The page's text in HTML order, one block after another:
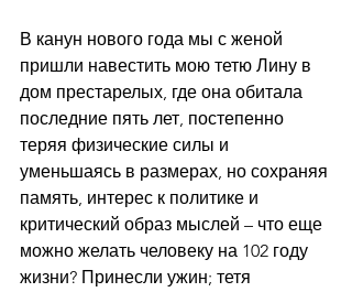
В канун нового года мы с женой
пришли навестить мою тетю Лину в
дом престарелых, где она обитала
последние пять лет, постепенно
теряя физические силы и
уменьшаясь в размерах, но сохраняя
память, интерес к политике и
критический образ мыслей – что еще
можно желать человеку на 102 году
жизни? Принесли ужин; тетя